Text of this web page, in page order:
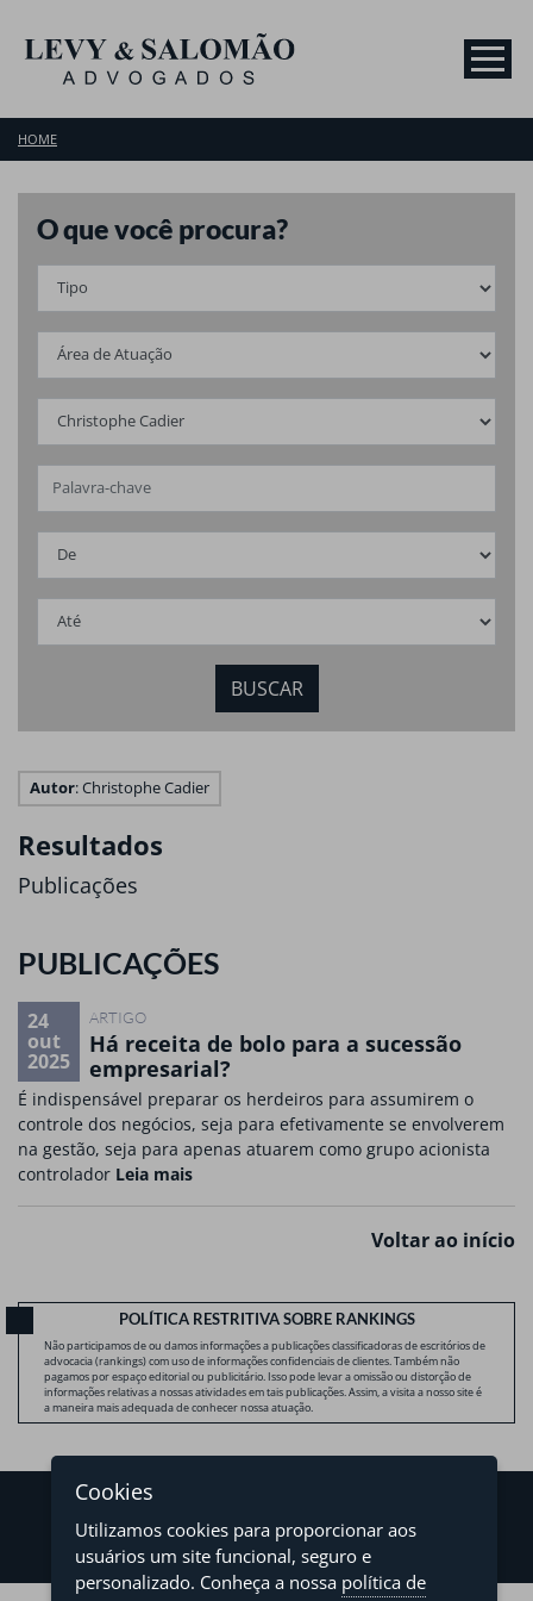
HOME
O que você procura?
Autor: Christophe Cadier
Resultados
Publicações
PUBLICAÇÕES
ARTIGO
24
out
2025
Há receita de bolo para a sucessão
empresarial?
É indispensável preparar os herdeiros para assumirem o
controle dos negócios, seja para efetivamente se envolverem
na gestão, seja para apenas atuarem como grupo acionista
controlador Leia mais
Voltar ao início
POLÍTICA RESTRITIVA SOBRE RANKINGS
Não participamos de ou damos informações a publicações classificadoras de escritórios de
advocacia (rankings) com uso de informações confidenciais de clientes. Também não
pagamos por espaço editorial ou publicitário. Isso pode levar a omissão ou distorção de
informações relativas a nossas atividades em tais publicações. Assim, a visita a nosso site é
a maneira mais adequada de conhecer nossa atuação.
©2026 - Levy & Salomão Advogados - Todos os direitos reservados
Cookies
Utilizamos cookies para proporcionar aos
usuários um site funcional, seguro e
personalizado. Conheça a nossa política de